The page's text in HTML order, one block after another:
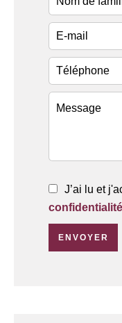
J’ai lu et
confidentialité
ENVOYER